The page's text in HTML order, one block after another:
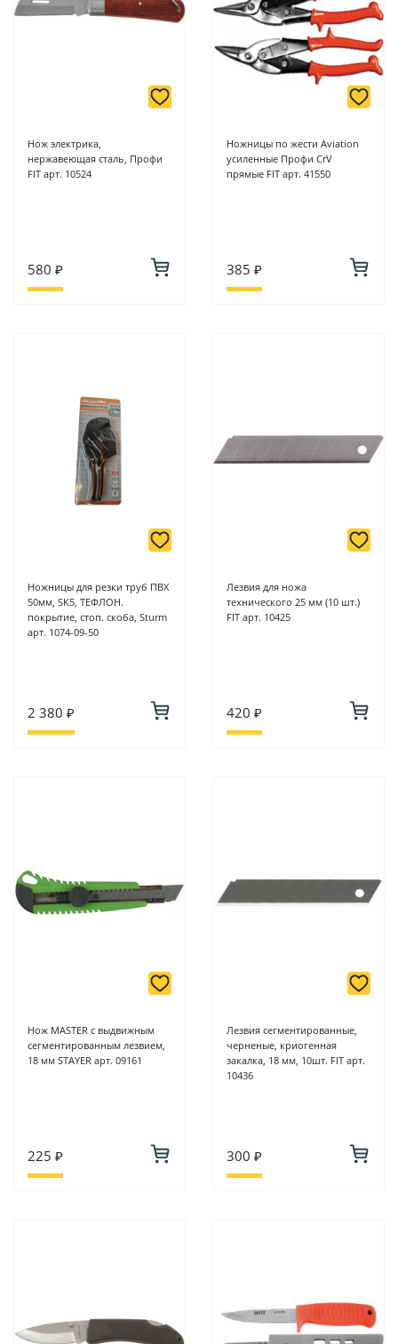
Нож электрика,
нержавеющая сталь, Профи
FIT арт. 10524
580 ₽
Ножницы по жести Aviation
усиленные Профи CrV
прямые FIT арт. 41550
385 ₽
Ножницы для резки труб ПВХ
50мм, SK5, ТЕФЛОН.
покрытие, стоп. скоба, Sturm
арт. 1074-09-50
2 380 ₽
Лезвия для ножа
технического 25 мм (10 шт.)
FIT арт. 10425
420 ₽
Нож MASTER с выдвижным
сегментированным лезвием,
18 мм STAYER арт. 09161
225 ₽
Лезвия сегментированные,
черненые, криогенная
закалка, 18 мм, 10шт. FIT арт.
10436
300 ₽